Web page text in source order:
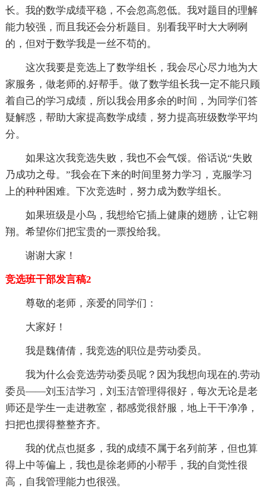
长。我的数学成绩平稳，不会忽高忽低。我对题目的理解
能力较强，而且我还会分析题目。别看我平时大大咧咧
的，但对于数学我是一丝不苟的。
这次我要是竞选上了数学组长，我会尽心尽力地为大
家服务，做老师的.好帮手。做了数学组长我一定不能只顾
着自己的学习成绩，所以我会用多余的时间，为同学们答
疑解惑，帮助大家提高数学成绩，努力提高班级数学平均
分。
如果这次我竞选失败，我也不会气馁。俗话说“失败
乃成功之母。”我会在下来的时间里努力学习，克服学习
上的种种困难。下次竞选时，努力成为数学组长。
如果班级是小鸟，我想给它插上健康的翅膀，让它翱
翔。希望你们把宝贵的一票投给我。
谢谢大家！
竞选班干部发言稿2
尊敬的老师，亲爱的同学们：
大家好！
我是魏倩倩，我竞选的职位是劳动委员。
我为什么会竞选劳动委员呢？因为我想向现在的.劳动
委员——刘玉洁学习，刘玉洁管理得很好，每次无论是老
师还是学生一走进教室，都感觉很舒服，地上干干净净，
扫把也摆得整整齐齐。
我的优点也挺多，我的成绩不属于名列前茅，但也算
得上中等偏上，我也是徐老师的小帮手，我的自觉性很
高，自我管理能力也很强。